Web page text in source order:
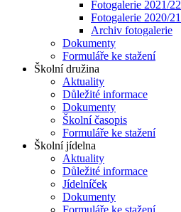
Fotogalerie 2021/22
Fotogalerie 2020/21
Archiv fotogalerie
Dokumenty
Formuláře ke stažení
Školní družina
Aktuality
Důležité informace
Dokumenty
Školní časopis
Formuláře ke stažení
Školní jídelna
Aktuality
Důležité informace
Jídelníček
Dokumenty
Formuláře ke stažení